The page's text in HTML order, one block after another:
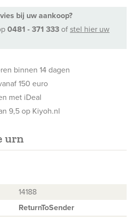
bij uw aankoop?
0481 - 371 333 ofstel hier uw
binnen 14 dagen
150 euro
met iDeal
9,5 op Kiyoh.nl
urn
14188
ReturnToSender